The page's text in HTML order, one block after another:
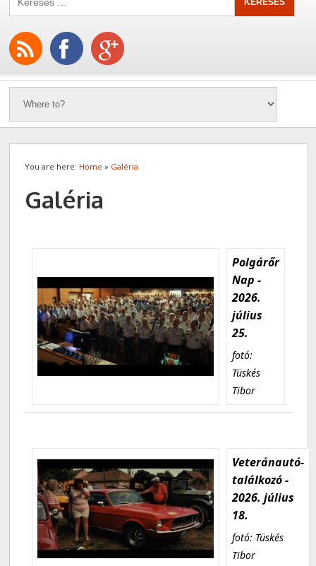
You are here: Home » Galéria
Galéria
Polgárőr
Nap -
2026.
július
25.
fotó:
Tüskés
Tibor
Veteránautó-
találkozó -
2026. július
18.
fotó: Tüskés
Tibor